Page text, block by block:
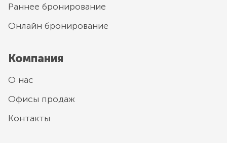
Раннее бронирование
Онлайн бронирование
Компания
О нас
Офисы продаж
Контакты